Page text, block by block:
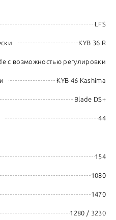
LFS
KYB 36 R
с возможностью регулировки
KYB 46 Kashima
Blade DS+
44
154
1080
1470
1280 / 3230